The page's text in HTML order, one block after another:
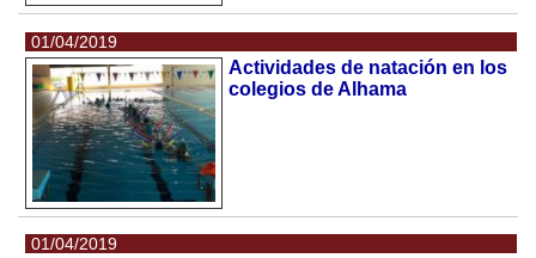
01/04/2019
Actividades de natación en los
colegios de Alhama
01/04/2019